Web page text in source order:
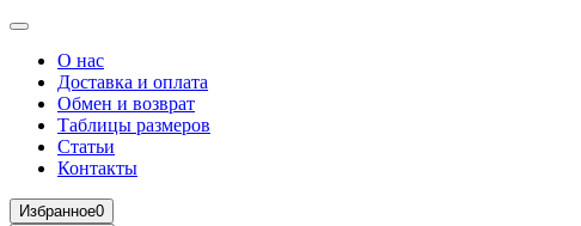
О нас
Доставка и оплата
Обмен и возврат
Таблицы размеров
Статьи
Контакты
Избранное0